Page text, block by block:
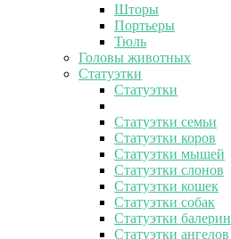
Шторы
Портьеры
Тюль
Головы животных
Статуэтки
Статуэтки
Статуэтки семьи
Статуэтки коров
Статуэтки мышей
Статуэтки слонов
Статуэтки кошек
Статуэтки собак
Статуэтки балерин
Статуэтки ангелов